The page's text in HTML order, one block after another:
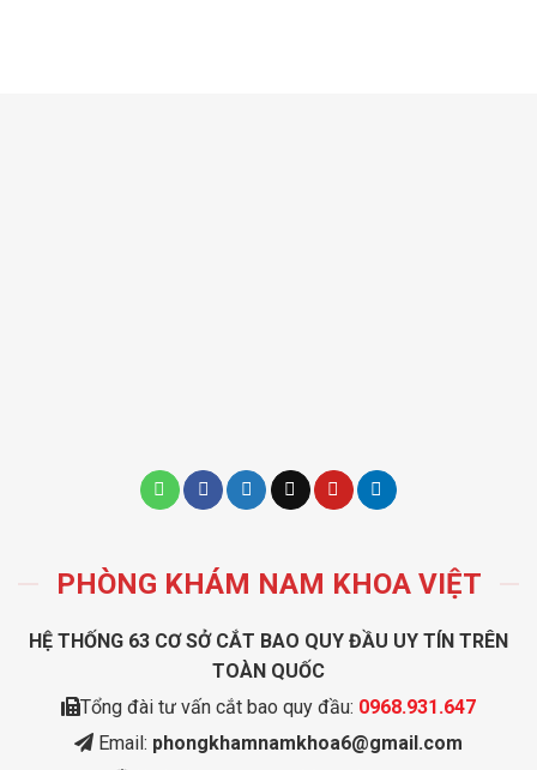
PHÒNG KHÁM NAM KHOA VIỆT
HỆ THỐNG 63 CƠ SỞ CẮT BAO QUY ĐẦU UY TÍN TRÊN
TOÀN QUỐC
Tổng đài tư vấn cắt bao quy đầu: 0968.931.647
Email: phongkhamnamkhoa6@gmail.com